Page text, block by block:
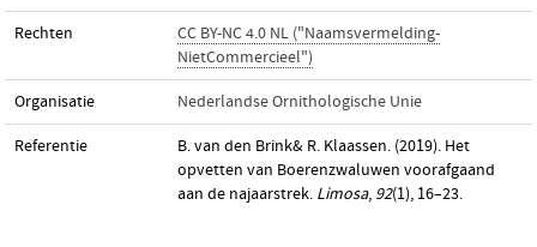
Rechten
CC BY-NC 4.0 NL ("Naamsvermelding-
NietCommercieel")
Organisatie Nederlandse Ornithologische Unie
Referentie
B. van den Brink& R. Klaassen. (2019). Het
opvetten van Boerenzwaluwen voorafgaand
aan de najaarstrek. Limosa, 92(1), 16–23.